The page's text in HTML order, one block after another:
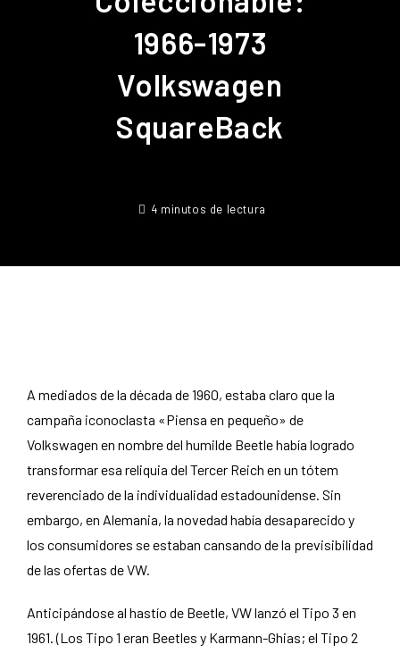
1966-1973
Volkswagen
SquareBack
4 minutos de lectura
A mediados de la década de 1960, estaba claro que la
campaña iconoclasta «Piensa en pequeño» de
Volkswagen en nombre del humilde Beetle había logrado
transformar esa reliquia del Tercer Reich en un tótem
reverenciado de la individualidad estadounidense. Sin
embargo, en Alemania, la novedad había desaparecido y
los consumidores se estaban cansando de la previsibilidad
de las ofertas de VW.
Anticipándose al hastío de Beetle, VW lanzó el Tipo 3 en
1961. (Los Tipo 1 eran Beetles y Karmann-Ghias; el Tipo 2